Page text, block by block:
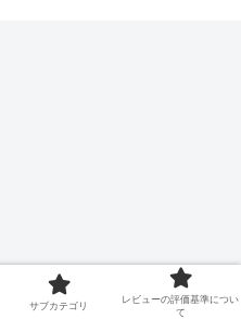
サブカテゴリ
レビューの評価基準につい
て